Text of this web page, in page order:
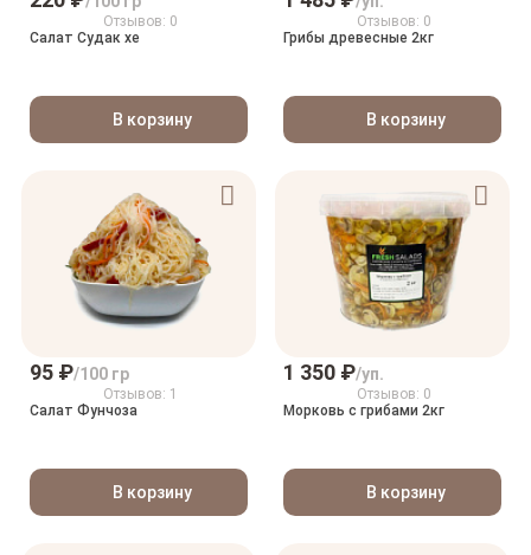
Отзывов: 0
Салат Судак хе
В корзину
Отзывов: 0
Грибы древесные 2кг
В корзину
95 ₽/100 гр
Отзывов: 1
Салат Фунчоза
В корзину
1 350 ₽/уп.
Отзывов: 0
Морковь с грибами 2кг
В корзину